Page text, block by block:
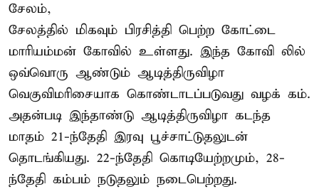
சேலம்,
சேலத்தில் மிகவும் பிரசித்தி பெற்ற கோட்டை
மாரியம்மன் கோவில் உள்ளது. இந்த கோவி லில்
ஒவ்வொரு ஆண்டும் ஆடித்திருவிழா
வெகுவிமரிசையாக கொண்டாடப்படுவது வழக் கம்.
அதன்படி இந்தாண்டு ஆடித்திருவிழா கடந்த
மாதம் 21-ந்தேதி இரவு பூச்சாட்டுதலுடன்
தொடங்கியது. 22-ந்தேதி கொடியேற்றமும், 28-
ந்தேதி கம்பம் நடுதலும் நடைபெற்றது.